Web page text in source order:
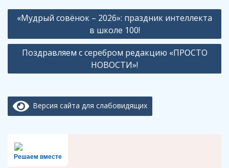
Навигация
записям
«Мудрый совёнок – 2026»: праздник интеллекта
в школе 100!
Поздравляем с серебром редакцию «ПРОСТО
НОВОСТИ»!
Версия сайта для слабовидящих
Решаем вместе